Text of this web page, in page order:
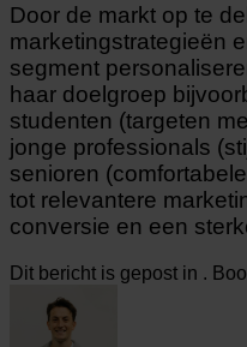
Door de markt op te
marketingstrategieën
segment
haar doelgroep
studenten (targeten
jonge professionals
senioren
tot relevantere
conversie en een
Dit bericht is gepost in .